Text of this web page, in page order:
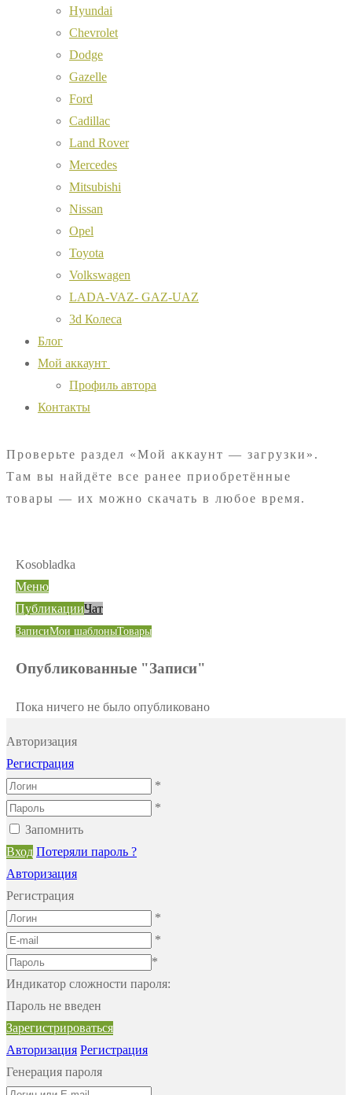
Hyundai
Chevrolet
Dodge
Gazelle
Ford
Cadillac
Land Rover
Mercedes
Mitsubishi
Nissan
Opel
Toyota
Volkswagen
LADA-VAZ- GAZ-UAZ
3d Колеса
Блог
Мой аккаунт
Профиль автора
Контакты
Проверьте раздел «Мой аккаунт — загрузки».
Там вы найдёте все ранее приобретённые
товары — их можно скачать в любое время.
Kosobladka
Меню
ПубликацииЧат
ЗаписиМои шаблоныТовары
Опубликованные "Записи"
Пока ничего не было опубликовано
Авторизация
Регистрация
*
*
Запомнить
Вход Потеряли пароль ?
Авторизация
Регистрация
*
*
*
Индикатор сложности пароля:
Пароль не введен
Зарегистрироваться
Авторизация Регистрация
Генерация пароля